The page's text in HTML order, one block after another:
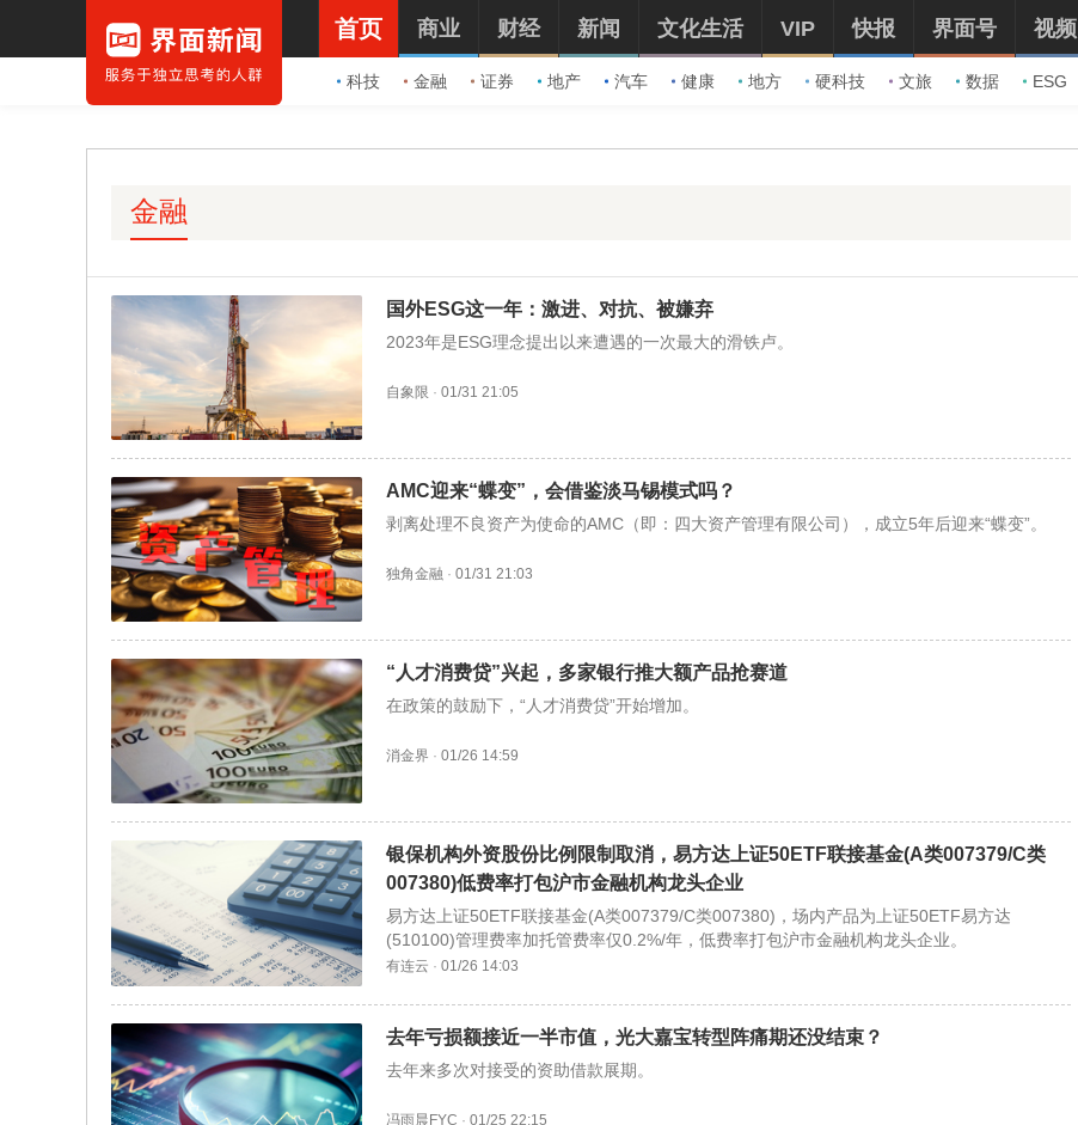
首页
科技 金融 证券 地产 汽车 健康 地方 硬科技 文旅 数据 ESG
商业 财经 新闻 文化生活 VIP 快报 界面号 视频
金融
国外ESG这一年：激进、对抗、被嫌弃
2023年是ESG理念提出以来遭遇的一次最大的滑铁卢。
自象限 · 01/31 21:05
AMC迎来“蝶变”，会借鉴淡马锡模式吗？
剥离处理不良资产为使命的AMC（即：四大资产管理有限公司），成立5年后迎来“蝶变”。
独角金融 · 01/31 21:03
“人才消费贷”兴起，多家银行推大额产品抢赛道
在政策的鼓励下，“人才消费贷”开始增加。
消金界 · 01/26 14:59
银保机构外资股份比例限制取消，易方达上证50ETF联接基金(A类007379/C类
007380)低费率打包沪市金融机构龙头企业
易方达上证50ETF联接基金(A类007379/C类007380)，场内产品为上证50ETF易方达
(510100)管理费率加托管费率仅0.2%/年，低费率打包沪市金融机构龙头企业。
有连云 · 01/26 14:03
去年亏损额接近一半市值，光大嘉宝转型阵痛期还没结束？
去年来多次对接受的资助借款展期。
冯雨晨FYC · 01/25 22:15